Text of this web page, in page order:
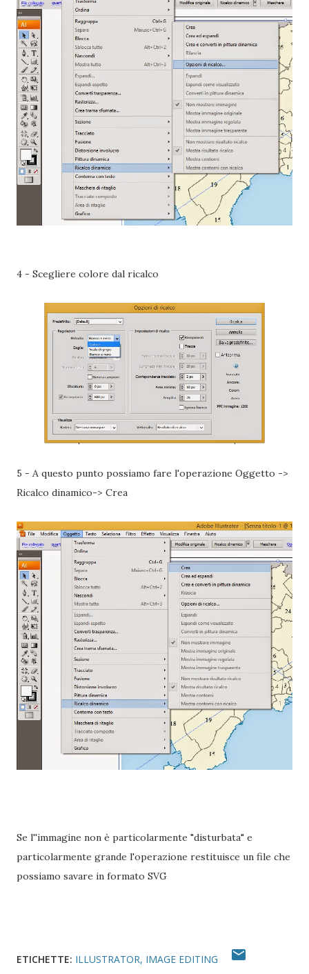
4 - Scegliere colore dal ricalco
5 - A questo punto possiamo fare l'operazione Oggetto ->
Ricalco dinamico-> Crea
Se l''immagine non è particolarmente "disturbata" e
particolarmente grande l'operazione restituisce un file che
possiamo savare in formato SVG
ETICHETTE: ILLUSTRATOR IMAGE EDITING